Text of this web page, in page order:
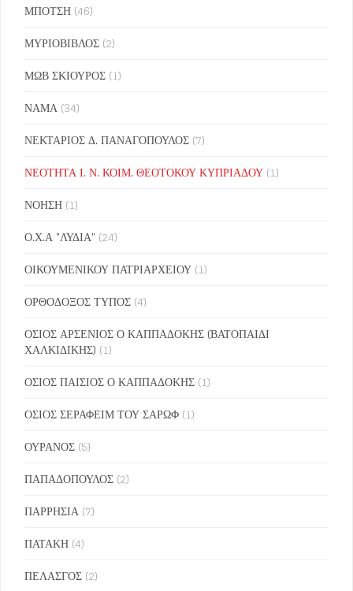
ΜΠΟΤΣΗ (46)
ΜΥΡΙΟΒΙΒΛΟΣ (2)
ΜΩΒ ΣΚΙΟΥΡΟΣ (1)
ΝΑΜΑ (34)
ΝΕΚΤΑΡΙΟΣ Δ. ΠΑΝΑΓΟΠΟΥΛΟΣ (7)
ΝΕΟΤΗΤΑ Ι. Ν. ΚΟΙΜ. ΘΕΟΤΟΚΟΥ ΚΥΠΡΙΑΔΟΥ (1)
ΝΟΗΣΗ (1)
Ο.Χ.Α "ΛΥΔΙΑ" (24)
ΟΙΚΟΥΜΕΝΙΚΟΥ ΠΑΤΡΙΑΡΧΕΙΟΥ (1)
ΟΡΘΟΔΟΞΟΣ ΤΥΠΟΣ (4)
ΟΣΙΟΣ ΑΡΣΕΝΙΟΣ Ο ΚΑΠΠΑΔΟΚΗΣ (ΒΑΤΟΠΑΙΔΙ
ΧΑΛΚΙΔΙΚΗΣ) (1)
ΟΣΙΟΣ ΠΑΙΣΙΟΣ Ο ΚΑΠΠΑΔΟΚΗΣ (1)
ΟΣΙΟΣ ΣΕΡΑΦΕΙΜ ΤΟΥ ΣΑΡΩΦ (1)
ΟΥΡΑΝΟΣ (5)
ΠΑΠΑΔΟΠΟΥΛΟΣ (2)
ΠΑΡΡΗΣΙΑ (7)
ΠΑΤΑΚΗ (4)
ΠΕΛΑΣΓΟΣ (2)